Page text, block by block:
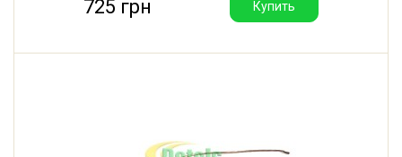
725 грн Купить